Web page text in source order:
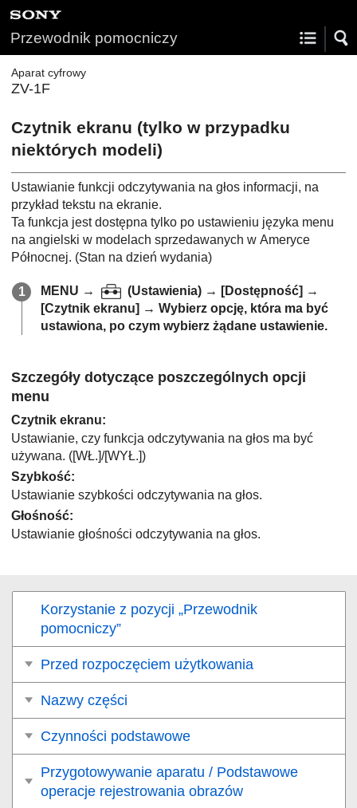
Przewodnik pomocniczy
Aparat cyfrowy
ZV-1F
Czytnik ekranu (tylko w przypadku
niektórych modeli)
Ustawianie funkcji odczytywania na głos informacji, na
przykład tekstu na ekranie.
Ta funkcja jest dostępna tylko po ustawieniu języka menu
na angielski w modelach sprzedawanych w Ameryce
Północnej. (Stan na dzień wydania)
MENU → (Ustawienia) → [Dostępność] →
[Czytnik ekranu] → Wybierz opcję, która ma być
ustawiona, po czym wybierz żądane ustawienie.
Szczegóły dotyczące poszczególnych opcji
menu
Czytnik ekranu:
Ustawianie, czy funkcja odczytywania na głos ma być
używana. ([WŁ.]/[WYŁ.])
Szybkość:
Ustawianie szybkości odczytywania na głos.
Głośność:
Ustawianie głośności odczytywania na głos.
Korzystanie z pozycji „Przewodnik
pomocniczy”
Przed rozpoczęciem użytkowania
Nazwy części
Czynności podstawowe
Przygotowywanie aparatu / Podstawowe
operacje rejestrowania obrazów